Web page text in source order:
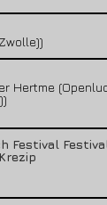
Hertme
Festival